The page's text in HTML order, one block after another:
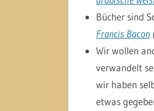
Bücher sind
Francis Bacon
Wir wollen
verwandelt
wir haben
etwas